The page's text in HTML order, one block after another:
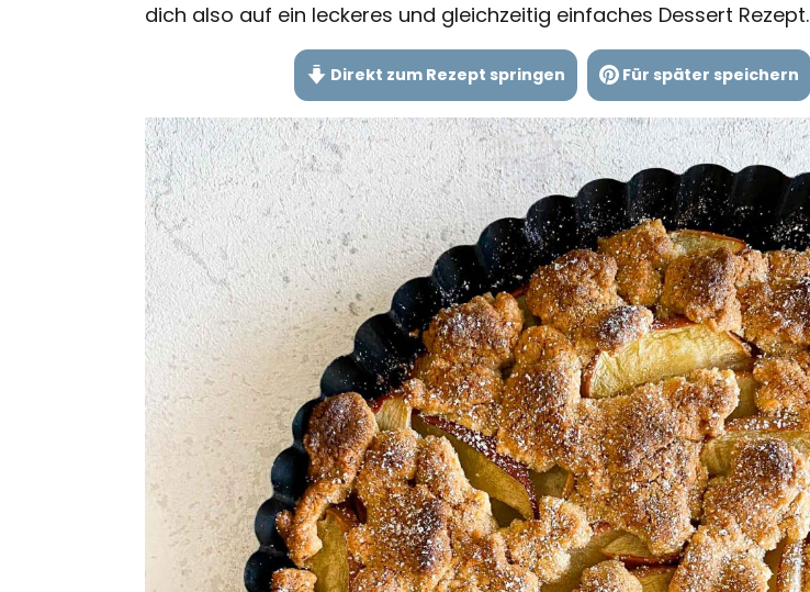
dich also auf ein leckeres und gleichzeitig einfaches Dessert Rezept.
Direkt zum Rezept springen Für später speichern